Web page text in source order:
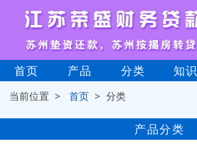
首页 产品 分类 知识
当前位置 >首页 > 分类
产品分类